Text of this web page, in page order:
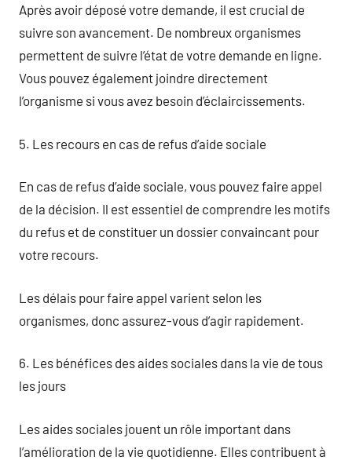
Après avoir déposé votre demande, il est crucial de
suivre son avancement. De nombreux organismes
permettent de suivre l’état de votre demande en ligne.
Vous pouvez également joindre directement
l’organisme si vous avez besoin d’éclaircissements.
5. Les recours en cas de refus d’aide sociale
En cas de refus d’aide sociale, vous pouvez faire appel
de la décision. Il est essentiel de comprendre les motifs
du refus et de constituer un dossier convaincant pour
votre recours.
Les délais pour faire appel varient selon les
organismes, donc assurez-vous d’agir rapidement.
6. Les bénéfices des aides sociales dans la vie de tous
les jours
Les aides sociales jouent un rôle important dans
l’amélioration de la vie quotidienne. Elles contribuent à